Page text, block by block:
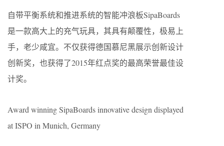
自带平衡系统和推进系统的智能冲浪板SipaBoards
是一款高大上的充气玩具，其具有颠覆性，极易上
手，老少咸宜。不仅获得德国慕尼黑展示创新设计
创新奖，也获得了2015年红点奖的最高荣誉最佳设
计奖。
Award winning SipaBoards innovative design displayed
at ISPO in Munich, Germany